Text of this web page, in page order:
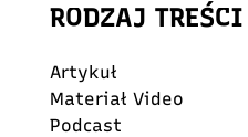
RODZAJ TREŚCI
Artykuł
Materiał Video
Podcast